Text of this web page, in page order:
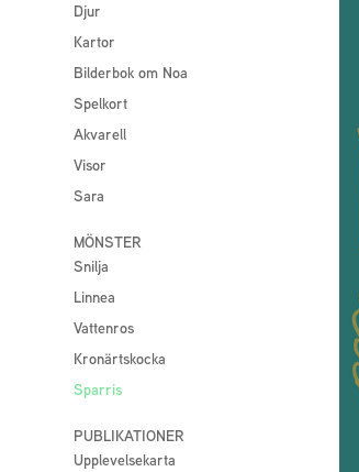
Djur
Kartor
Bilderbok om Noa
Spelkort
Akvarell
Visor
Sara
MÖNSTER
Snilja
Linnea
Vattenros
Kronärtskocka
Sparris
PUBLIKATIONER
Upplevelsekarta